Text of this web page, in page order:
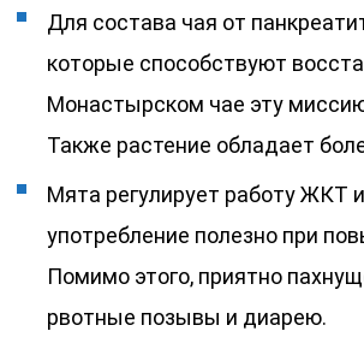
Для состава чая от
которые способствуют
Монастырском чае эту
Также растение обладает
Мята регулирует работу ЖКТ
употребление полезно при
Помимо этого, приятно
рвотные позывы и диарею.